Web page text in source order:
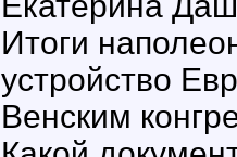
Итоги
устройство
Венским